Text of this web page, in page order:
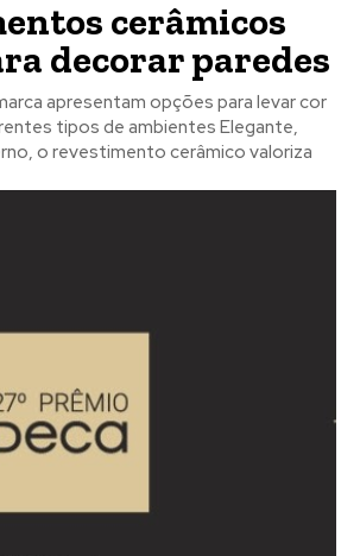
cerâmicos
decorar paredes
apresentam opções para levar cor
tipos de ambientes Elegante,
o revestimento cerâmico valoriza